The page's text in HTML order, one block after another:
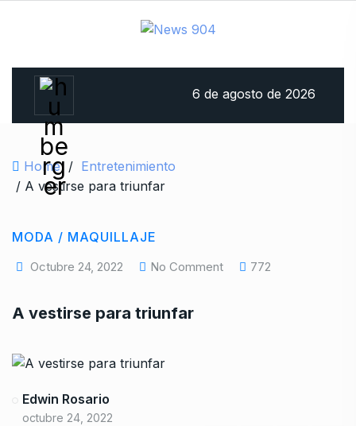
6 de agosto de 2026
Home / Entretenimiento
/ A vestirse para triunfar
MODA / MAQUILLAJE
Octubre 24, 2022 No Comment 772
A vestirse para triunfar
Edwin Rosario
octubre 24, 2022